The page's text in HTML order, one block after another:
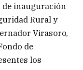
de inauguración
Rural y
Virasoro,
de
los